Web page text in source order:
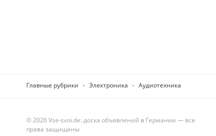
Главные рубрики Электроника Аудиотехника
© 2026 Vse-svoi.de: доска объявлений в Германии — все
права защищены